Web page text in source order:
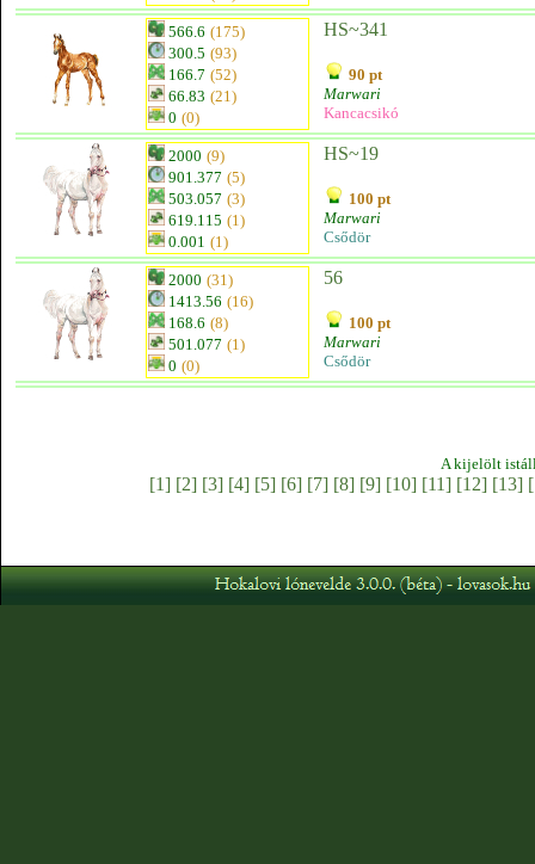
566.6 (175)
300.5 (93)
166.7 (52)
66.83 (21)
0 (0)
HS~341
90 pt
Marwari
Kancacsikó
2000 (9)
901.377 (5)
503.057 (3)
619.115 (1)
0.001 (1)
HS~19
100 pt
Marwari
Csődör
2000 (31)
1413.56 (16)
168.6 (8)
501.077 (1)
0 (0)
56
100 pt
Marwari
Csődör
A kijelölt
[1] [2] [3] [4] [5] [6] [7] [8] [9] [10] [11] [12] [13]